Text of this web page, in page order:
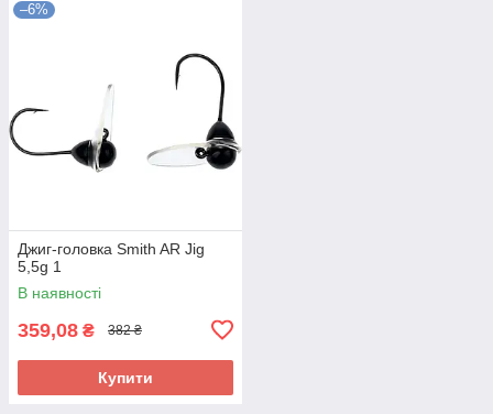
–6%
Джиг-головка Smith AR Jig
5,5g 1
В наявності
359,08 ₴ 382 ₴
Купити